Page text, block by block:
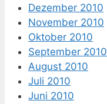
Dezember 2010
November 2010
Oktober 2010
September 2010
August 2010
Juli 2010
Juni 2010